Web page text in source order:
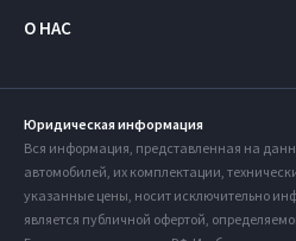
О НАС
Юридическая информация
Вся информация, представленная на
автомобилей, их комплектации,
указанные цены, носит исключительно
является публичной офертой,